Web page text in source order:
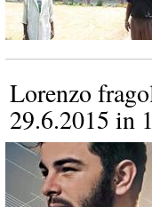
Lorenzo
29.6.2015 in